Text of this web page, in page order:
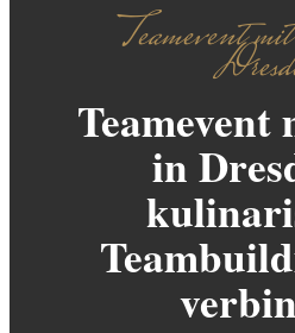
Teamevent
Teamevent
in